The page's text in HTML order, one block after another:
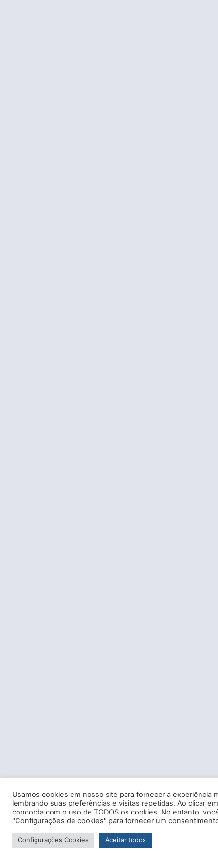
Usamos cookies em nosso site para fornecer a experiência
lembrando suas preferências e visitas repetidas. Ao clicar
concorda com o uso de TODOS os cookies. No entanto,
"Configurações de cookies" para fornecer um
Configurações Cookies Aceitar todos